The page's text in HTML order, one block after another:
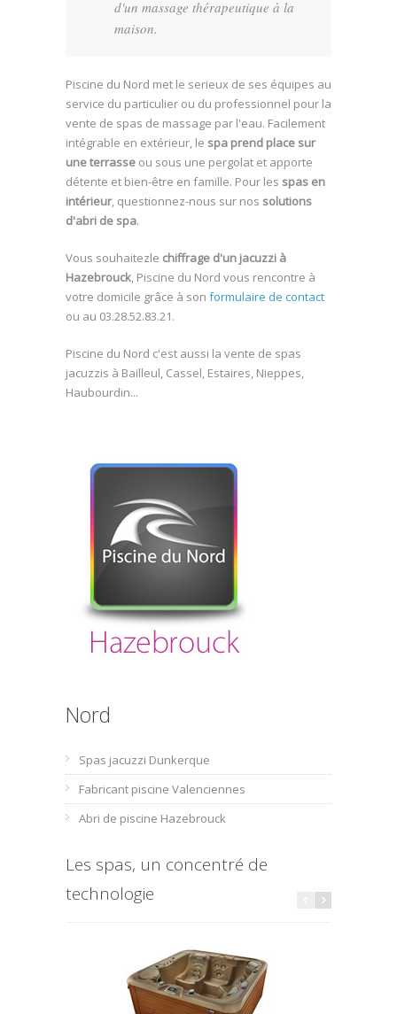
d'un massage thérapeutique à la
maison.
Piscine du Nord met le serieux de ses équipes au
service du particulier ou du professionnel pour la
vente de spas de massage par l'eau. Facilement
intégrable en extérieur, le spa prend place sur
une terrasse ou sous une pergolat et apporte
détente et bien-être en famille. Pour les spas en
intérieur, questionnez-nous sur nos solutions
d'abri de spa.
Vous souhaitezle chiffrage d'un jacuzzi à
Hazebrouck, Piscine du Nord vous rencontre à
votre domicile grâce à son formulaire de contact
ou au 03.28.52.83.21.
Piscine du Nord c'est aussi la vente de spas
jacuzzis à Bailleul, Cassel, Estaires, Nieppes,
Haubourdin...
Nord
Spas jacuzzi Dunkerque
Fabricant piscine Valenciennes
Abri de piscine Hazebrouck
Les spas, un concentré de
technologie